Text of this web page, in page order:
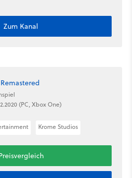
Zum Kanal
(PC, Xbox One)
Krome Studios